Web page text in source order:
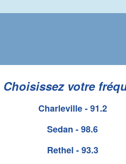
Choisissez votre
Charleville - 91.2
Sedan - 98.6
Rethel - 93.3